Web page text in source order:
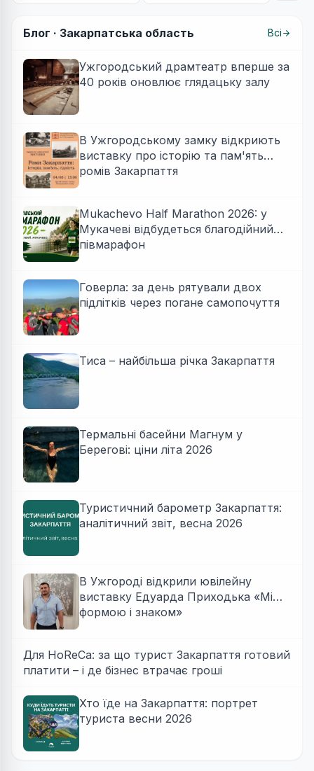
Блог · Закарпатська область Всі
Ужгородський драмтеатр вперше за
40 років оновлює глядацьку залу
В Ужгородському замку відкриють
виставку про історію та пам'ять
ромів Закарпаття
Mukachevo Half Marathon 2026: у
Мукачеві відбудеться благодійний
півмарафон
Говерла: за день рятували двох
підлітків через погане самопочуття
Тиса – найбільша річка Закарпаття
Термальні басейни Магнум у
Берегові: ціни літа 2026
Туристичний барометр Закарпаття:
аналітичний звіт, весна 2026
В Ужгороді відкрили ювілейну
виставку Едуарда Приходька «Між
формою і знаком»
Для HoReCa: за що турист Закарпаття готовий
платити – і де бізнес втрачає гроші
Хто їде на Закарпаття: портрет
туриста весни 2026